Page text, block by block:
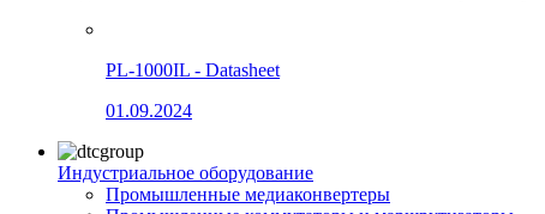
PL-1000IL - Datasheet
01.09.2024
Индустриальное оборудование
Промышленные медиаконвертеры